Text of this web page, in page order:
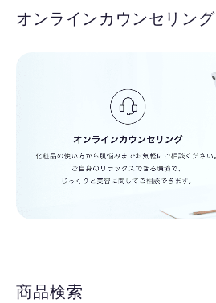
オンラインカウンセリング
商品検索